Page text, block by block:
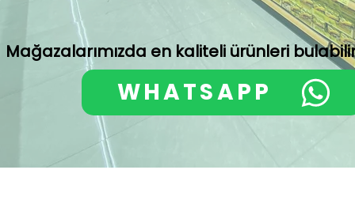
Mağazalarımızda en kaliteli ürünleri
WHATSAPP